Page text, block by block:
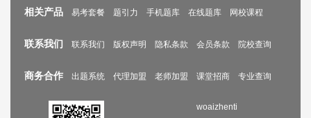
相关产品 易考套餐 题引力 手机题库 在线题库 网校课程
联系我们 联系我们 版权声明 隐私条款 会员条款 院校查询
商务合作 出题系统 代理加盟 老师加盟 课堂招商 专业查询
woaizhenti